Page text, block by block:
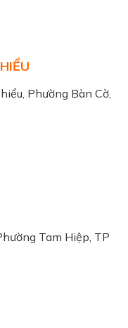
Phường Bàn Cờ,
Tam Hiệp, TP